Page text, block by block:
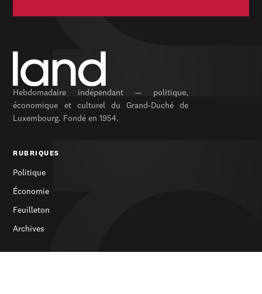
Hebdomadaire indépendant — politique,
économique et culturel du Grand-Duché de
Luxembourg. Fondé en 1954.
RUBRIQUES
Politique
Économie
Feuilleton
Archives